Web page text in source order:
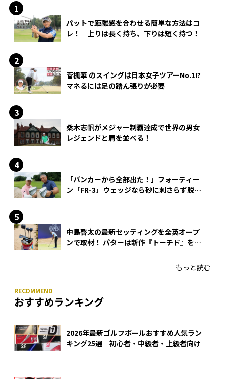
パットで距離感を合わせる簡単な方法はコ
レ！ 上りは長く持ち、下りは短く持つ！
菅楓華 のスイングは日本女子ツアーNo.1!?
マネるには足の踏ん張りが必要
桑木志帆がメジャー制覇達成で世界の男女
レジェンドと肩を並べる！
「バンカーから全部出た！」フォーティー
ン「FR-3」ウェッジなら砂に刺さらず脱出
中島啓太の最新セッティングを全英オープ
ンで取材！ パターは新作『トーチド』を投
もっと読む
おすすめランキング
2026年最新ゴルフボールおすすめ人気ラン
キング25選｜初心者・中級者・上級者向け